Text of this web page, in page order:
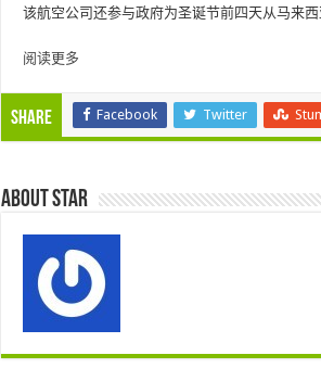
该航空公司还参与政府为圣诞节前四天从马来
阅读更多
Share Facebook Twitter
About star